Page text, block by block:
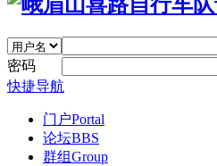
密码
快捷导航
门户Portal
论坛BBS
群组Group